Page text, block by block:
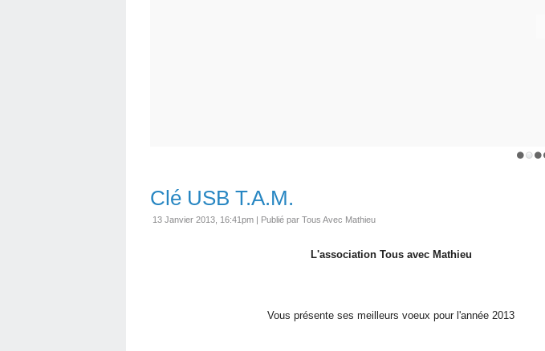
Clé USB T.A.M.
13 Janvier 2013, 16:41pm | Publié par Tous Avec Mathieu
L'association Tous avec Mathieu
Vous présente ses meilleurs voeux pour l'année 2013